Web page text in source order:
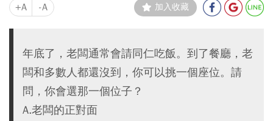
+A -A 加入收藏
年底了，老闆通常會請同仁吃飯。到了餐廳，老
闆和多數人都還沒到，你可以挑一個座位。請
問，你會選那一個位子？
A.老闆的正對面